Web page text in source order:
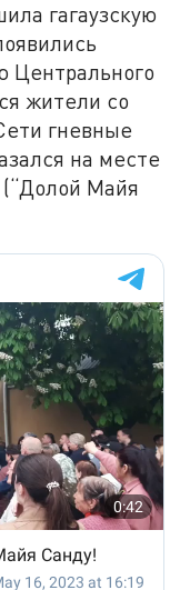
гагаузскую
Центрального
жители со
гневные
на месте
Майя